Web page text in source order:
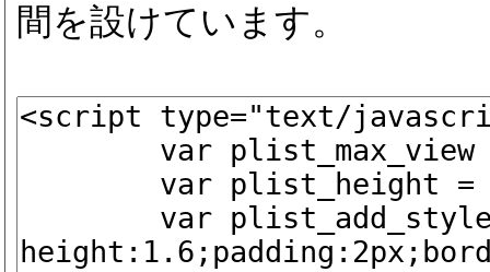
間を設けています。